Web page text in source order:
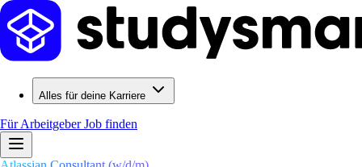
Alles für deine Karriere
Für ArbeitgeberJob finden